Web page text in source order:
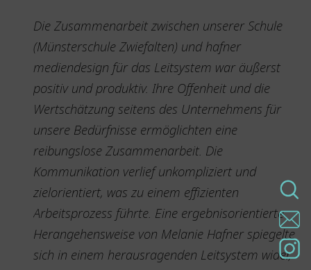
Die Zusammenarbeit zwischen unserer Schule
(Münsterschule Zwiefalten) und hafner
mediendesign für das Leitsystem war äußerst
positiv und produktiv. Ihre Offenheit und die
Wertschätzung seitens des Unternehmens für
unsere Bedürfnisse ermöglichten eine
reibungslose Zusammenarbeit. Die
Kommunikation verlief unkompliziert und
zielorientiert, was zu einem effizienten
Arbeitsprozess führte. Eine ergebnisorientierte
Herangehensweise von Melanie Hafner spiegelte
sich in einem herausragenden Leitsystem wider,